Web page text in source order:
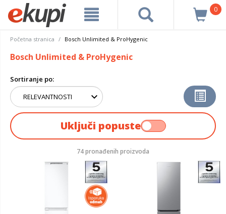
0
Početna stranica Bosch Unlimited & ProHygenic
Bosch Unlimited & ProHygenic
Sortiranje po:
Uključi popuste
74 pronađenih proizvoda